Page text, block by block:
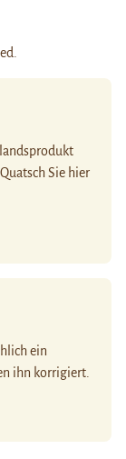
Sie hier
ein
ihn korrigiert.